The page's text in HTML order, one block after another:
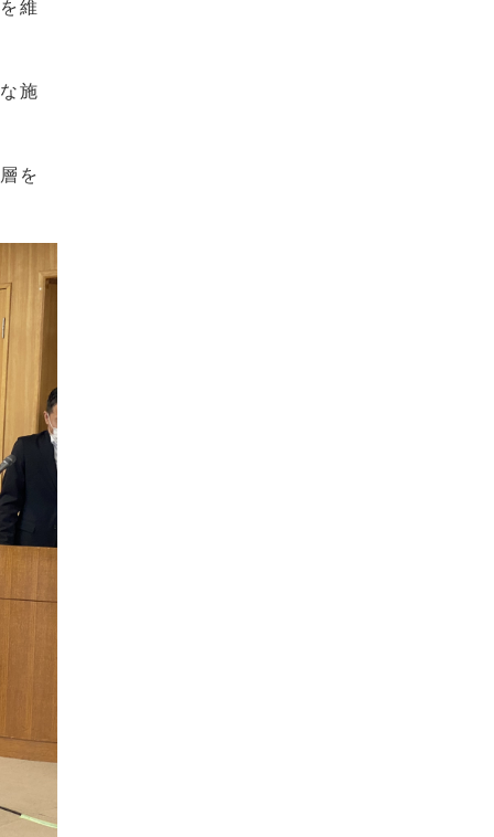
維
施
を